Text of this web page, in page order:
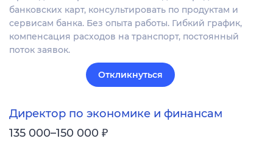
банковских карт, консультировать по продуктам и
сервисам банка. Без опыта работы. Гибкий график,
компенсация расходов на транспорт, постоянный
поток заявок.
Откликнуться
Директор по экономике и финансам
135 000–150 000 ₽